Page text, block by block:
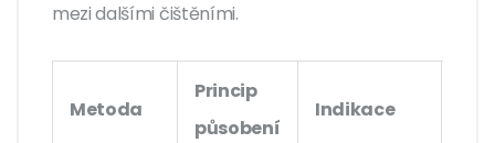
mezi dalšími čištěními.
Metoda
Princip
působení
Indikace